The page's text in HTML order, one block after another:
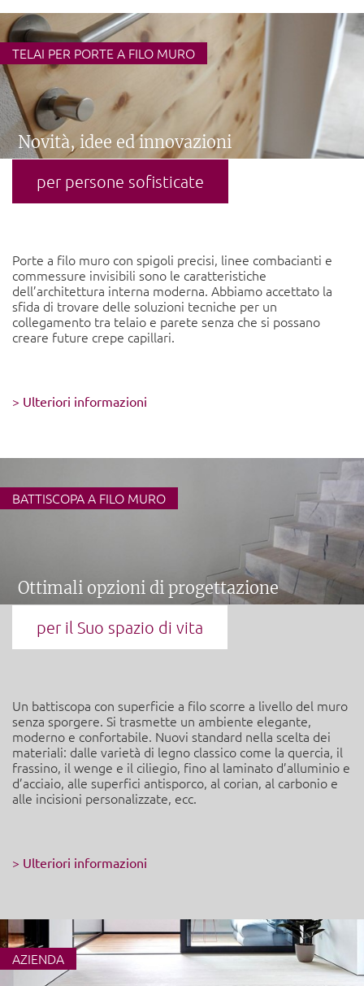
×
TELAI PER PORTE A FILO MURO
Novità, idee ed innovazioni
per persone sofisticate
Porte a filo muro con spigoli precisi, linee combacianti e
commessure invisibili sono le caratteristiche
dell’architettura interna moderna. Abbiamo accettato la
sfida di trovare delle soluzioni tecniche per un
collegamento tra telaio e parete senza che si possano
creare future crepe capillari.
> Ulteriori informazioni
BATTISCOPA A FILO MURO
Ottimali opzioni di progettazione
per il Suo spazio di vita
Un battiscopa con superficie a filo scorre a livello del muro
senza sporgere. Si trasmette un ambiente elegante,
moderno e confortabile. Nuovi standard nella scelta dei
materiali: dalle varietà di legno classico come la quercia, il
frassino, il wenge e il ciliegio, fino al laminato d’alluminio e
d’acciaio, alle superfici antisporco, al corian, al carbonio e
alle incisioni personalizzate, ecc.
> Ulteriori informazioni
AZIENDA